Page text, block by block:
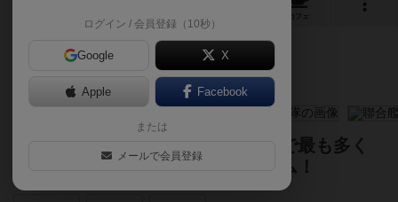
カフェ
大艦巨砲主義の時代を再現！世界で最も多く
の軍艦を収録した歴史ボードゲーム！
ログイン / 会員登録（10秒）
Google X
Apple Facebook
または
メールで会員登録